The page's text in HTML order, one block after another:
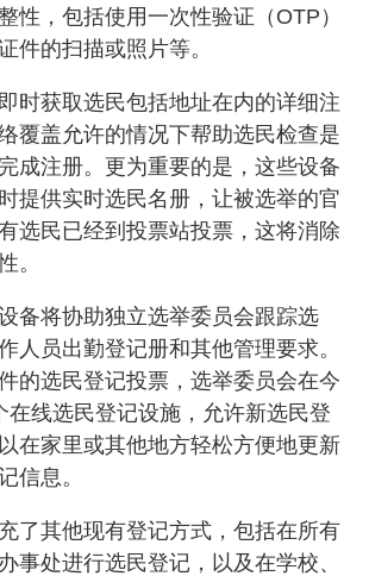
性，包括使用一次性验证（OTP）
件的扫描或照片等。
时获取选民包括地址在内的详细注
覆盖允许的情况下帮助选民检查是
成注册。更为重要的是，这些设备
提供实时选民名册，让被选举的官
选民已经到投票站投票，这将消除
。
备将协助独立选举委员会跟踪选
人员出勤登记册和其他管理要求。
的选民登记投票，选举委员会在今
在线选民登记设施，允许新选民登
在家里或其他地方轻松方便地更新
信息。
了其他现有登记方式，包括在所有
事处进行选民登记，以及在学校、